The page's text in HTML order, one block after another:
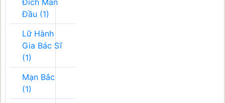
Đích Man
Đầu (1)
Lữ Hành
Gia Bác Sĩ
(1)
Mạn Bắc
(1)